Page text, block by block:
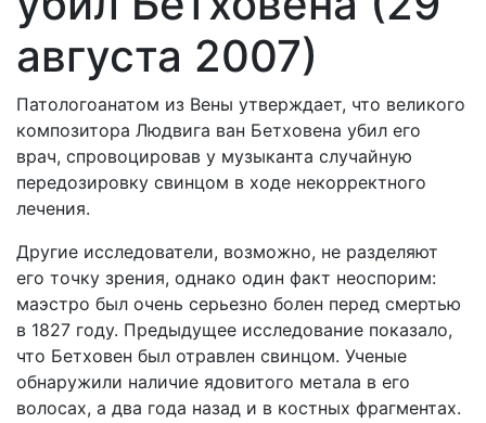
августа 2007)
Патологоанатом из Вены утверждает, что великого
композитора Людвига ван Бетховена убил его
врач, спровоцировав у музыканта случайную
передозировку свинцом в ходе некорректного
лечения.
Другие исследователи, возможно, не разделяют
его точку зрения, однако один факт неоспорим:
маэстро был очень серьезно болен перед смертью
в 1827 году. Предыдущее исследование показало,
что Бетховен был отравлен свинцом. Ученые
обнаружили наличие ядовитого метала в его
волосах, а два года назад и в костных фрагментах.